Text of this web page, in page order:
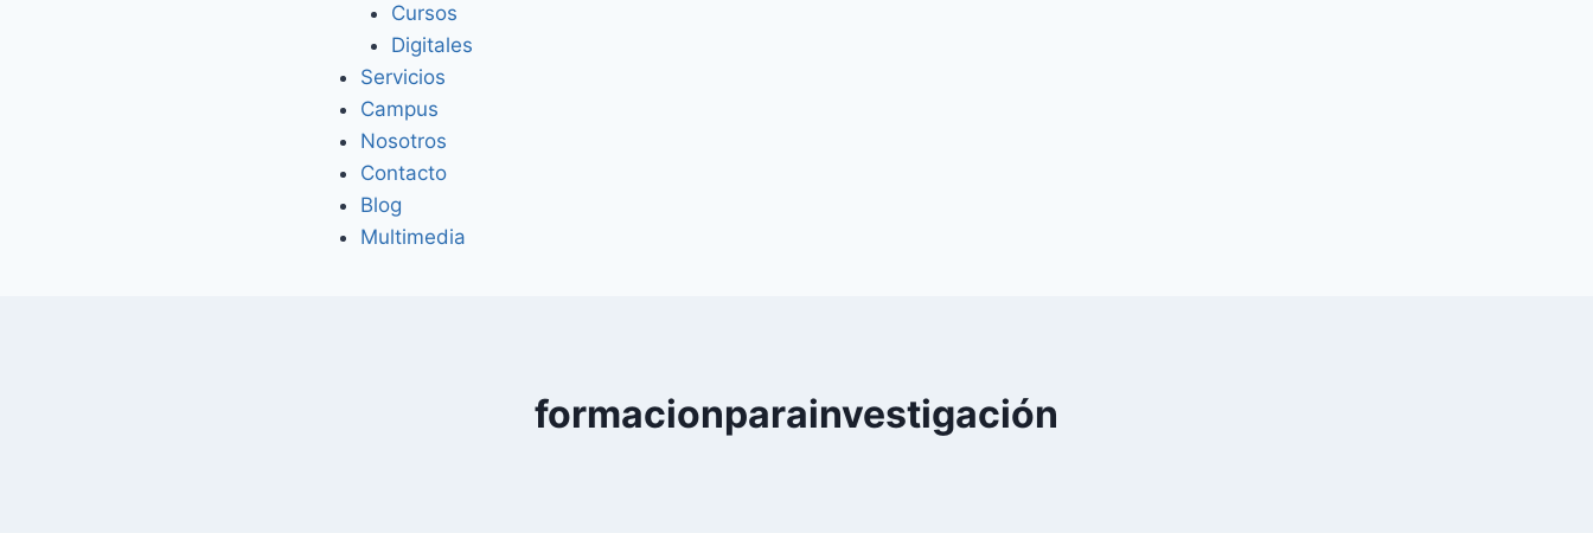
Cursos
Digitales
Servicios
Campus
Nosotros
Contacto
Blog
Multimedia
formacionparainvestigación